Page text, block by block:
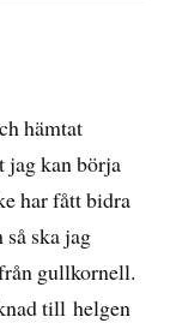
hämtat
jag kan börja
har fått bidra
ska jag
gullkornell.
till helgen